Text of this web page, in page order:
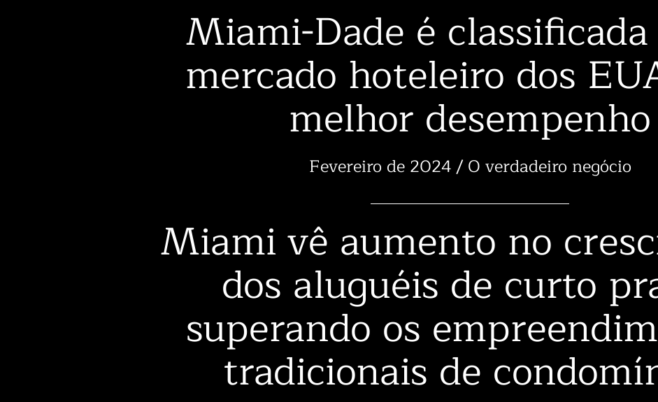
Miami-Dade é
mercado hoteleiro dos
melhor desempenho
Fevereiro de 2024 / O verdadeiro negócio
Miami vê aumento no
dos aluguéis de curto
superando os
tradicionais de